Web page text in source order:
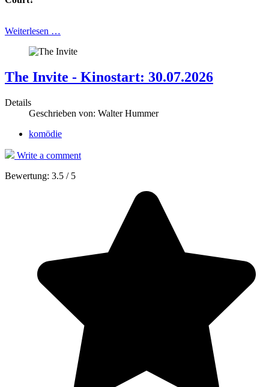
Weiterlesen …
The Invite - Kinostart: 30.07.2026
Details
Geschrieben von: Walter Hummer
komödie
Write a comment
Bewertung: 3.5 / 5